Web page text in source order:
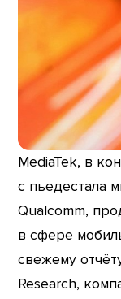
MediaTek, в
с пьедестала
Qualcomm,
в сфере
свежему
Research,